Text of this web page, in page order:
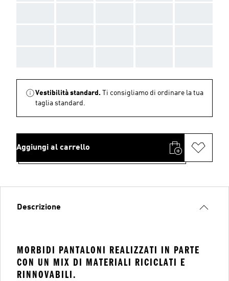
Vestibilità standard.
Ti consigliamo di ordinare la tua
taglia standard.
Aggiungi al carrello
Descrizione
MORBIDI PANTALONI REALIZZATI IN PARTE
CON UN MIX DI MATERIALI RICICLATI E
RINNOVABILI.